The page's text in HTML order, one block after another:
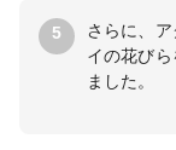
5
さらに、
イの花び
ました。